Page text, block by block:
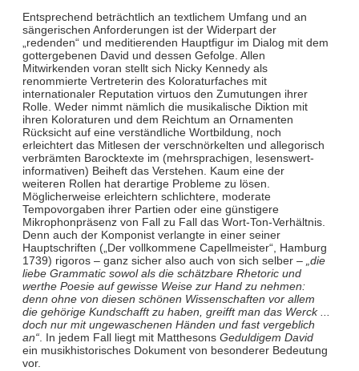
Entsprechend beträchtlich an textlichem Umfang und an
sängerischen Anforderungen ist der Widerpart der
„redenden“ und meditierenden Hauptfigur im Dialog mit dem
gottergebenen David und dessen Gefolge. Allen
Mitwirkenden voran stellt sich Nicky Kennedy als
renommierte Vertreterin des Koloraturfaches mit
internationaler Reputation virtuos den Zumutungen ihrer
Rolle. Weder nimmt nämlich die musikalische Diktion mit
ihren Koloraturen und dem Reichtum an Ornamenten
Rücksicht auf eine verständliche Wortbildung, noch
erleichtert das Mitlesen der verschnörkelten und allegorisch
verbrämten Barocktexte im (mehrsprachigen, lesenswert-
informativen) Beiheft das Verstehen. Kaum eine der
weiteren Rollen hat derartige Probleme zu lösen.
Möglicherweise erleichtern schlichtere, moderate
Tempovorgaben ihrer Partien oder eine günstigere
Mikrophonpräsenz von Fall zu Fall das Wort-Ton-Verhältnis.
Denn auch der Komponist verlangte in einer seiner
Hauptschriften („Der vollkommene Capellmeister“, Hamburg
1739) rigoros – ganz sicher also auch von sich selber – „die
liebe Grammatic sowol als die schätzbare Rhetoric und
werthe Poesie auf gewisse Weise zur Hand zu nehmen:
denn ohne von diesen schönen Wissenschaften vor allem
die gehörige Kundschafft zu haben, greifft man das Werck ...
doch nur mit ungewaschenen Händen und fast vergeblich
an“. In jedem Fall liegt mit Matthesons Geduldigem David
ein musikhistorisches Dokument von besonderer Bedeutung
vor.